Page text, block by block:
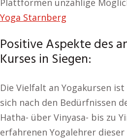
Plattformen unzählige
Yoga Starnberg
Positive Aspekte des
Kurses in Siegen:
Die Vielfalt an Yogakursen
sich nach den Bedürfnissen
Hatha- über Vinyasa- bis zu
erfahrenen Yogalehrer